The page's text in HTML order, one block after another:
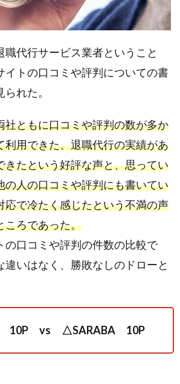
職代行サービス業者ということ
イトの口コミや評判についての書
れた。
社ともに口コミや評判の数が多か
利用できた、退職代行の実績があ
きたという好評な声と、思ってい
の人の口コミや評判にも書いてい
応で冷たく感じたという不満の声
ころであった。
の口コミや評判の件数の比較で
違いはなく、勝敗なしのドローと
10P vs △SARABA 10P